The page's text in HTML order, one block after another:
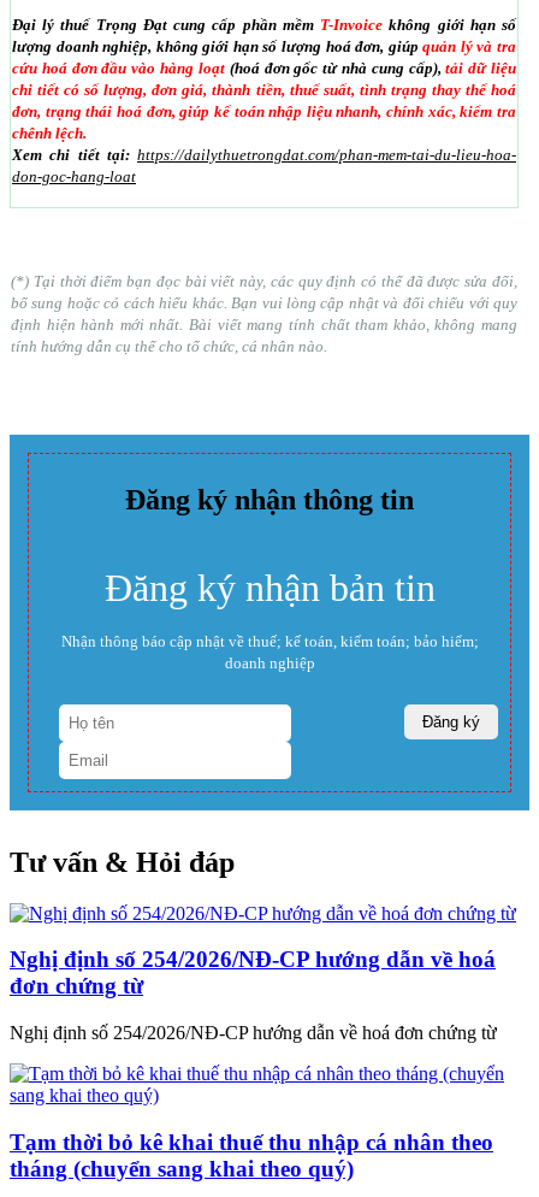
Đại lý thuế Trọng Đạt cung cấp phần mềm T-Invoice không giới hạn số
lượng doanh nghiệp, không giới hạn số lượng hoá đơn, giúpquản lý và tra
cứu hoá đơn đầu vào hàng loạt(hoá đơn gốc từ nhà cung cấp),tải dữ liệu
chi tiết có số lượng, đơn giá, thành tiền, thuế suất, tình trạng thay thế hoá
đơn, trạng thái hoá đơn, giúp kế toán nhập liệu nhanh, chính xác, kiểm tra
chênh lệch.
Xem chi tiết tại: https://dailythuetrongdat.com/phan-mem-tai-du-lieu-hoa-
don-goc-hang-loat
(*) Tại thời điểm bạn đọc bài viết này, các quy định có thể đã được sửa đổi,
bổ sung hoặc có cách hiểu khác. Bạn vui lòng cập nhật và đối chiếu với quy
định hiện hành mới nhất. Bài viết mang tính chất tham khảo, không mang
tính hướng dẫn cụ thể cho tổ chức, cá nhân nào.
Đăng ký nhận thông tin
Đăng ký nhận bản tin
Nhận thông báo cập nhật về thuế; kế toán, kiểm toán; bảo hiểm;
doanh nghiệp
Tư vấn & Hỏi đáp
Nghị định số 254/2026/NĐ-CP hướng dẫn về hoá
đơn chứng từ
Nghị định số 254/2026/NĐ-CP hướng dẫn về hoá đơn chứng từ
Tạm thời bỏ kê khai thuế thu nhập cá nhân theo
tháng (chuyển sang khai theo quý)